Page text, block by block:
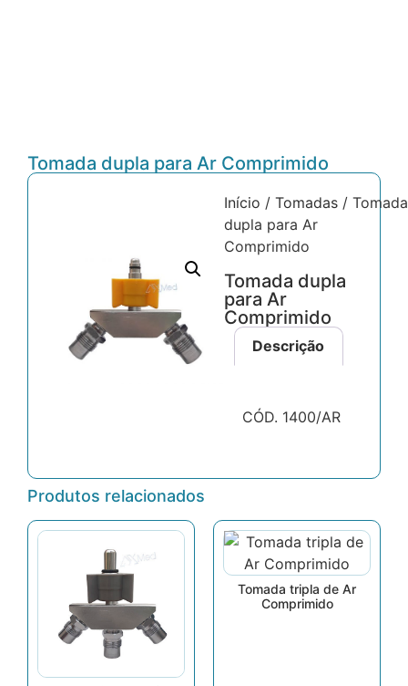
Tomada dupla para Ar Comprimido
Início /Tomadas / Tomada
dupla para Ar
Comprimido
Tomada dupla
para Ar
Comprimido
Descrição
CÓD. 1400/AR
Produtos relacionados
Tomada tripla de Ar
Comprimido